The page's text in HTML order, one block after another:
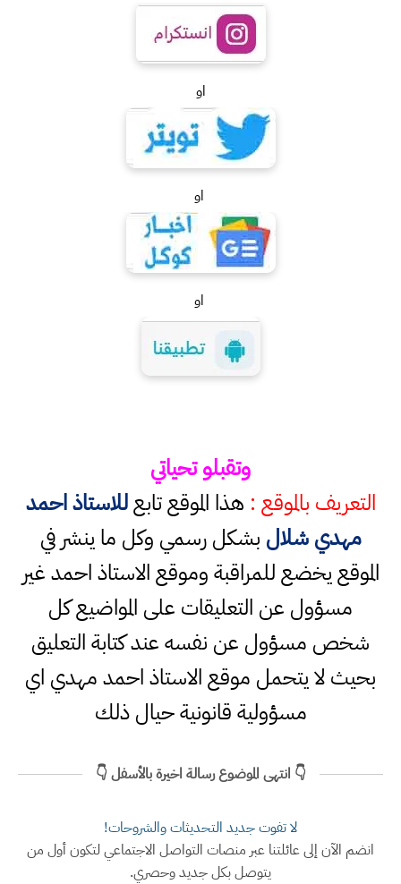
او
او
او
وتقبلو تحياتي
التعريف بالموقع : هذا الموقع تابعللاستاذ احمد
مهدي شلال بشكل رسمي وكل ما ينشر في
الموقع يخضع للمراقبة وموقع الاستاذ احمد غير
مسؤول عن التعليقات على المواضيع كل
شخص مسؤول عن نفسه عند كتابة التعليق
بحيث لا يتحمل موقع الاستاذ احمد مهدي اي
مسؤولية قانونية حيال ذلك
👇 انتهى الموضوع رسالة اخيرة بالأسفل 👇
لا تفوت جديد التحديثات والشروحات!
انضم الآن إلى عائلتنا عبر منصات التواصل الاجتماعي لتكون أول من
يتوصل بكل جديد وحصري.